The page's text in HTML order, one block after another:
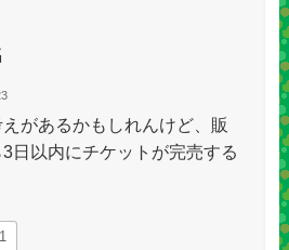
があるかもしれんけど、販
日以内にチケットが完売する